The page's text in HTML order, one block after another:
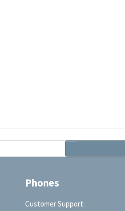
Phones
Customer Support: